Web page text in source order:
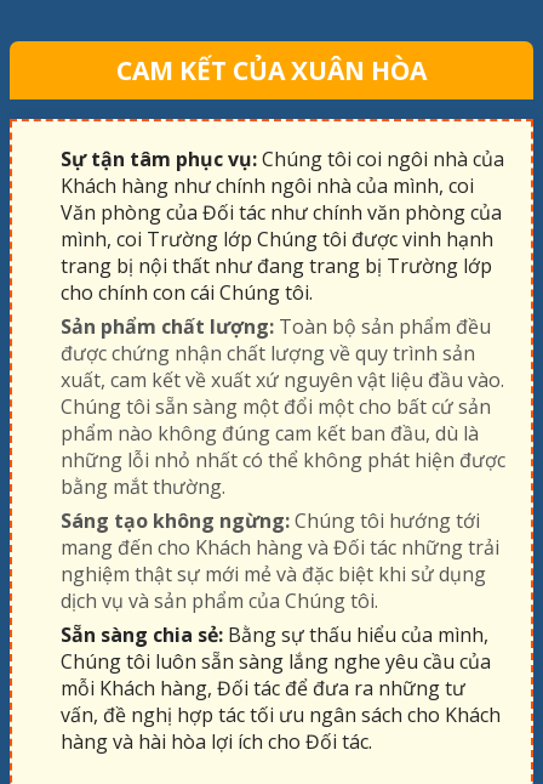
CAM KẾT CỦA XUÂN HÒA
Sự tận tâm phục vụ:Chúng tôi coi ngôi nhà của
Khách hàng như chính ngôi nhà của mình, coi
Văn phòng của Đối tác như chính văn phòng của
mình, coi Trường lớp Chúng tôi được vinh hạnh
trang bị nội thất như đang trang bị Trường lớp
cho chính con cái Chúng tôi.
Sản phẩm chất lượng: Toàn bộ sản phẩm đều
được chứng nhận chất lượng về quy trình sản
xuất, cam kết về xuất xứ nguyên vật liệu đầu vào.
Chúng tôi sẵn sàng một đổi một cho bất cứ sản
phẩm nào không đúng cam kết ban đầu, dù là
những lỗi nhỏ nhất có thể không phát hiện được
bằng mắt thường.
Sáng tạo không ngừng:Chúng tôi hướng tới
mang đến cho Khách hàng và Đối tác những trải
nghiệm thật sự mới mẻ và đặc biệt khi sử dụng
dịch vụ và sản phẩm của Chúng tôi.
Sẵn sàng chia sẻ: Bằng sự thấu hiểu của mình,
Chúng tôi luôn sẵn sàng lắng nghe yêu cầu của
mỗi Khách hàng, Đối tác để đưa ra những tư
vấn, đề nghị hợp tác tối ưu ngân sách cho Khách
hàng và hài hòa lợi ích cho Đối tác.